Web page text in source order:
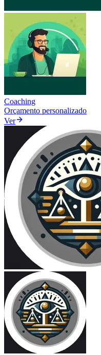
Coaching
Orçamento personalizado
Ver